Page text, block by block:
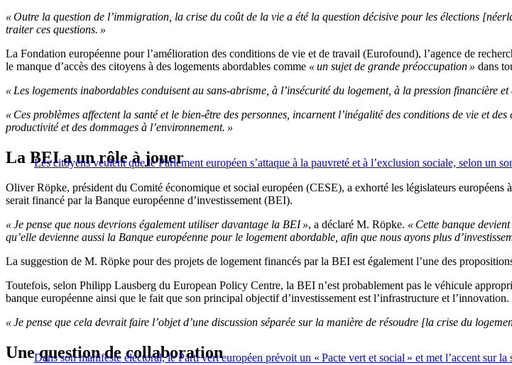
« Outre la question de l’immigration, la crise du coût de la vie a été la question décisive pour les élections
traiter ces questions. »
La Fondation européenne pour l’amélioration des conditions de vie et de travail (Eurofound), l’agence de
le manque d’accès des citoyens à des logements abordables comme « un sujet de grande préoccupation » dans
« Les logements inabordables conduisent au sans-abrisme, à l’insécurité du logement, à la pression financière
« Ces problèmes affectent la santé et le bien-être des personnes, incarnent l’inégalité des conditions de vie et
productivité et des dommages à l’environnement. »
Les citoyens veulent que le Parlement européen s’attaque à la pauvreté et à l’exclusion sociale, selon un
La BEI a un rôle à jouer
Oliver Röpke, président du Comité économique et social européen (CESE), a exhorté les législateurs européens
serait financé par la Banque européenne d’investissement (BEI).
« Je pense que nous devrions également utiliser davantage la BEI », a déclaré M. Röpke. « Cette banque
qu’elle devienne aussi la Banque européenne pour le logement abordable, afin que nous ayons plus
La suggestion de M. Röpke pour des projets de logement financés par la BEI est également l’une des
Toutefois, selon Philipp Lausberg du European Policy Centre, la BEI n’est probablement pas le véhicule
banque européenne ainsi que le fait que son principal objectif d’investissement est l’infrastructure et l’innovation.
« Je pense que cela devrait faire l’objet d’une discussion séparée sur la manière de résoudre [la crise du
Dans son manifeste électoral, le Parti vert européen prévoit un « Pacte vert et social » et met l’accent sur la
Une question de collaboration